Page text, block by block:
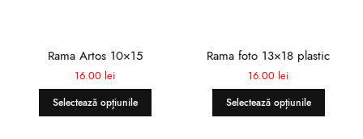
Rama Artos 10×15
16.00 lei
Selectează opțiunile
Rama foto 13×18 plastic
16.00 lei
Selectează opțiunile